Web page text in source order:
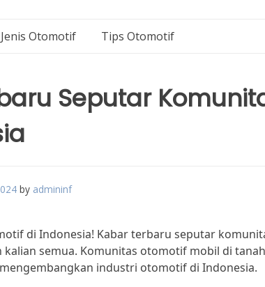
Jenis Otomotif Tips Otomotif
Seputar
by admininf
di Indonesia! Kabar terbaru seputar
semua. Komunitas otomotif mobil di
industri otomotif di Indonesia.